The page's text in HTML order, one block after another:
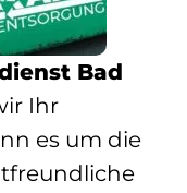
Bad
Ihr
es um die